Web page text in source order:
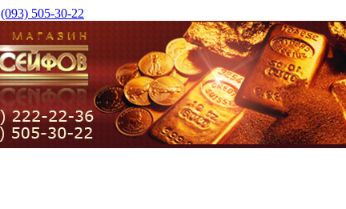
(093) 505-30-22